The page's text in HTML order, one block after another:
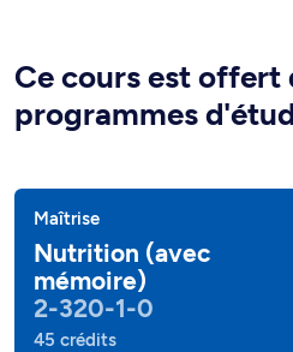
Ce cours est offert
programmes
Maîtrise
Nutrition (avec
mémoire)
2-320-1-0
45 crédits